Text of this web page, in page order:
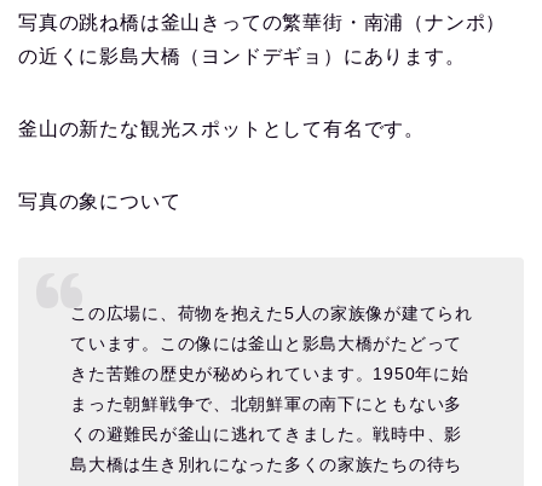
写真の跳ね橋は釜山きっての繁華街・南浦（ナンポ）
の近くに影島大橋（ヨンドデギョ）にあります。
釜山の新たな観光スポットとして有名です。
写真の象について
この広場に、荷物を抱えた5人の家族像が建てられ
ています。この像には釜山と影島大橋がたどって
きた苦難の歴史が秘められています。1950年に始
まった朝鮮戦争で、北朝鮮軍の南下にともない多
くの避難民が釜山に逃れてきました。戦時中、影
島大橋は生き別れになった多くの家族たちの待ち